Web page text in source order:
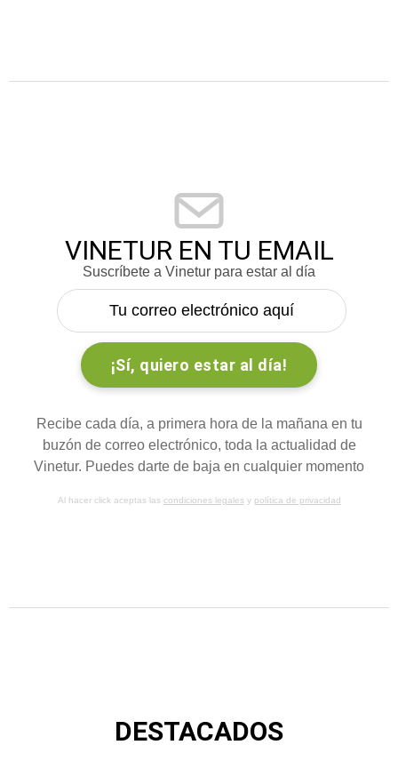
VINETUR EN TU EMAIL
Suscríbete a Vinetur para estar al día
Recibe cada día, a primera hora de la mañana en tu
buzón de correo electrónico, toda la actualidad de
Vinetur. Puedes darte de baja en cualquier momento
Al hacer click aceptas las condiciones legalesy política de privacidad
DESTACADOS